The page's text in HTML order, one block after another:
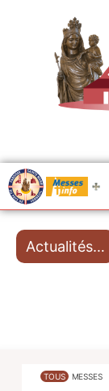
Messes
Actualités…
TOUS MESSES